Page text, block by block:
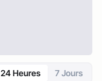
24 Heures 7 Jours